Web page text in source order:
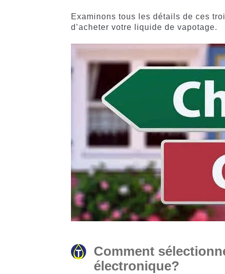
Examinons tous les détails de ces
d’acheter votre liquide de vapotage.
Comment
électronique?